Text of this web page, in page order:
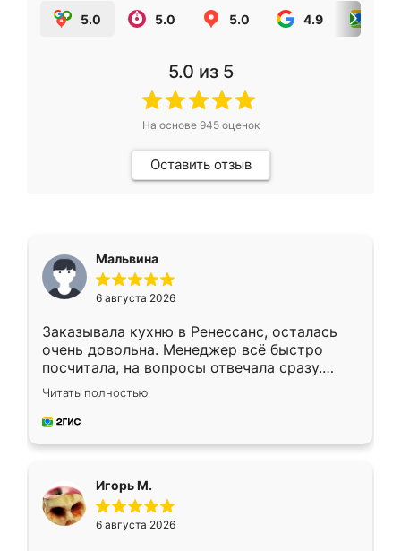
5.0 5.0 5.0 4.9
5.0 из 5
На основе 945оценок
Оставить отзыв
Мальвина
6 августа 2026
Заказывала кухню в Ренессанс, осталась
очень довольна. Менеджер всё быстро
посчитала, на вопросы отвечала сразу.
Замерщик приехал в субботу, подошёл к
делу со всей ответственностью. Собрали
за день, ребята работали аккуратно, даже
Читать полностью
Игорь М.
6 августа 2026